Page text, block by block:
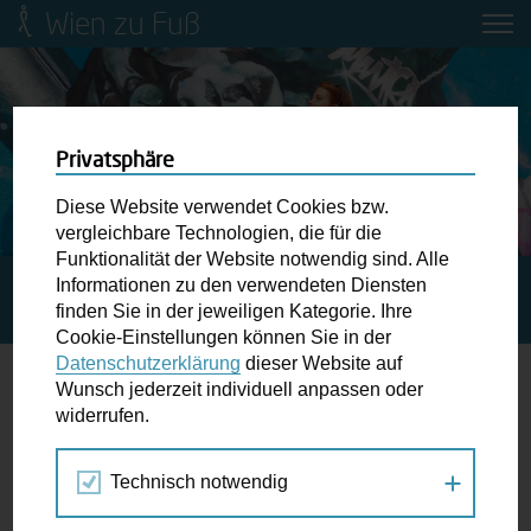
Wien zu Fuß
Mobilitätsbildung für Kinder und
Jugendliche
Ringstraße-Neugestaltung
Wiener Fußwegekarte
Newsletter abonnieren
Wunschbox
der Ampel ...
STARTSEITE SPAZIERGANG KALENDER
VIELFÄLTIGE
MOBILITÄT FÜR ALLE!
16.
SEP
2025
Privatsphäre
Diese Website verwendet Cookies bzw.
vergleichbare Technologien, die für die
Funktionalität der Website notwendig sind. Alle
Informationen zu den verwendeten Diensten
finden Sie in der jeweiligen Kategorie. Ihre
Cookie-Einstellungen können Sie in der
Datenschutzerklärung dieser Website auf
Wunsch jederzeit individuell anpassen oder
widerrufen.
Technisch notwendig